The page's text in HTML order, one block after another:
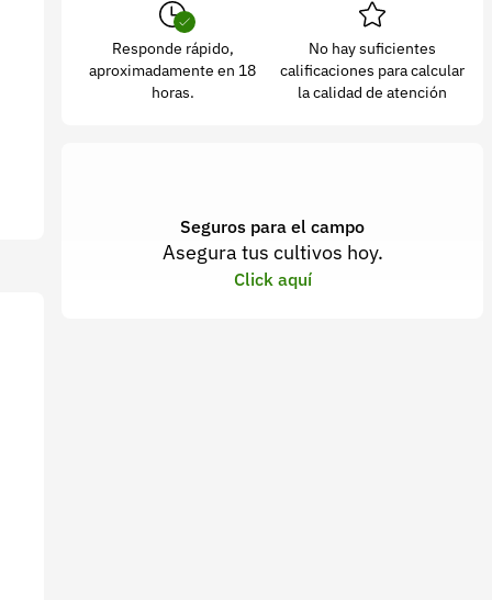
Responde rápido,
aproximadamente en 18
horas.
No hay suficientes
calificaciones para calcular
la calidad de atención
Seguros para el campo
Asegura tus cultivos hoy.
Click aquí